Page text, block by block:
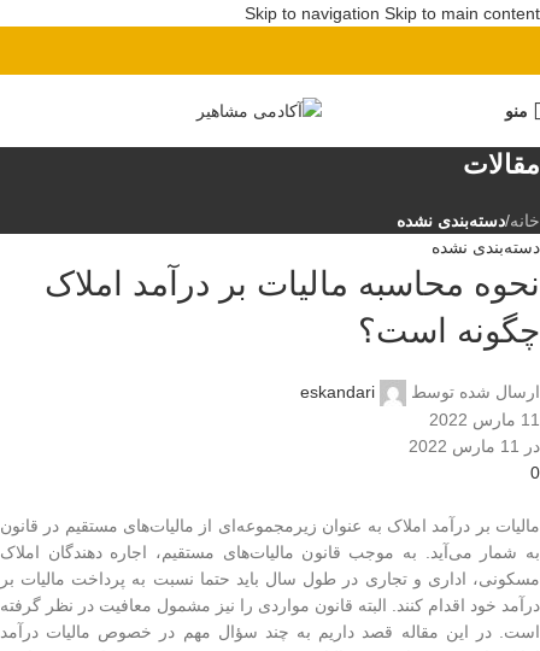
Skip to navigation Skip to main content
منو
مقالات
خانه/دسته‌بندی نشده
دسته‌بندی نشده
نحوه محاسبه مالیات بر درآمد املاک
چگونه است؟
ارسال شده توسط
eskandari
11 مارس 2022
در 11 مارس 2022
0
مالیات بر درآمد املاک به عنوان زیرمجموعه‌ای از مالیات‌های مستقیم در قانون
به شمار می‌آید. به موجب قانون مالیات‌های مستقیم، اجاره دهندگان املاک
مسکونی، اداری و تجاری در طول سال باید حتما نسبت به پرداخت مالیات بر
درآمد خود اقدام کنند. البته قانون مواردی را نیز مشمول معافیت در نظر گرفته
است. در این مقاله قصد داریم به چند سؤال مهم در خصوص مالیات درآمد